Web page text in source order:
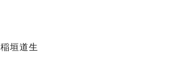
垣道生